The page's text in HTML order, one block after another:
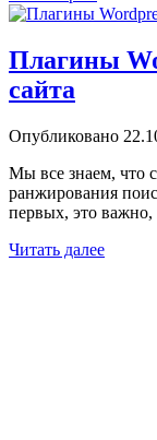
Плагины
сайта
Опубликовано
Мы все знаем, что
ранжирования
первых, это
Читать далее